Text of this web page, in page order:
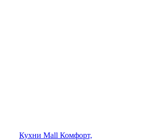
Кухни Mall Комфорт,